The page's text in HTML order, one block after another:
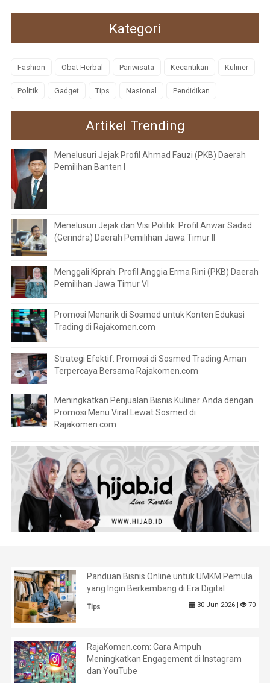
Kategori
Fashion Obat Herbal Pariwisata Kecantikan Kuliner
Politik Gadget Tips Nasional Pendidikan
Artikel Trending
Menelusuri Jejak Profil Ahmad Fauzi (PKB) Daerah
Pemilihan Banten I
Menelusuri Jejak dan Visi Politik: Profil Anwar Sadad
(Gerindra) Daerah Pemilihan Jawa Timur II
Menggali Kiprah: Profil Anggia Erma Rini (PKB) Daerah
Pemilihan Jawa Timur VI
Promosi Menarik di Sosmed untuk Konten Edukasi
Trading di Rajakomen.com
Strategi Efektif: Promosi di Sosmed Trading Aman
Terpercaya Bersama Rajakomen.com
Meningkatkan Penjualan Bisnis Kuliner Anda dengan
Promosi Menu Viral Lewat Sosmed di
Rajakomen.com
Panduan Bisnis Online untuk UMKM Pemula
yang Ingin Berkembang di Era Digital
Tips 30 Jun 2026 | 70
RajaKomen.com: Cara Ampuh
Meningkatkan Engagement di Instagram
dan YouTube